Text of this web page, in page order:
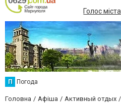
Голос міста
П Погода
Головна Афіша Активный отдых